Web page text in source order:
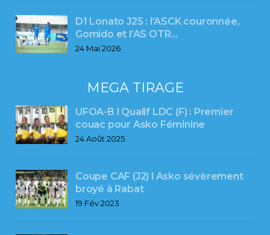
D1 Lonato J25 : l’ASCK couronnée,
Gomido et l’AS OTR…
24 Mai 2026
MEGA TIRAGE
UFOA-B l Qualif LDC (F) : Premier
couac pour Asko Féminine
24 Août 2025
Coupe CAF (J2) l Asko sévèrement
broyé à Rabat
19 Fév 2023